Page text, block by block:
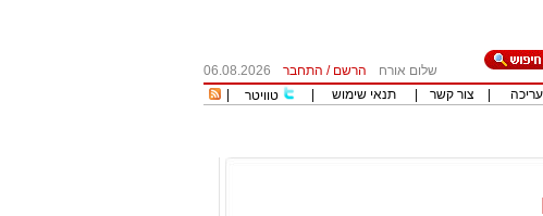
שלום אורח הרשם / התחבר
06.08.2026
צור קשר תנאי שימוש טוויטר